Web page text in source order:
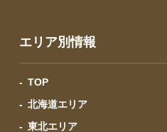
エリア別情報
TOP
北海道エリア
東北エリア